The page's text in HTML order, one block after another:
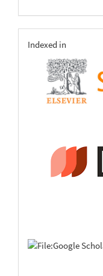
indexing
Indexed in